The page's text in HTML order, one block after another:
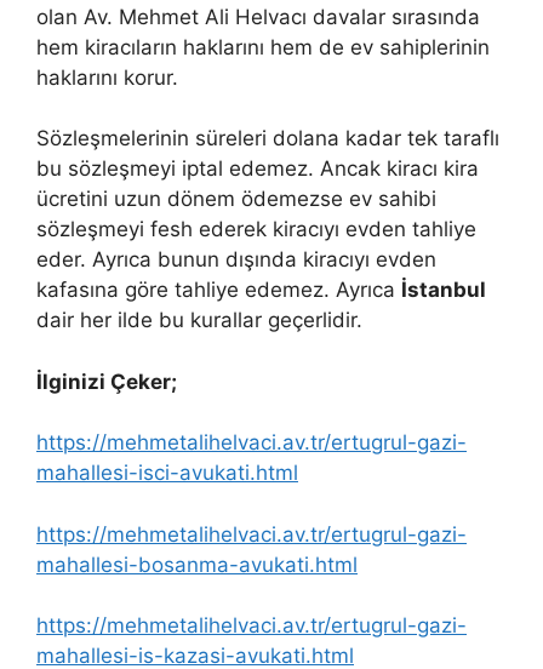
olan Av. Mehmet Ali Helvacı davalar sırasında
hem kiracıların haklarını hem de ev sahiplerinin
haklarını korur.
Sözleşmelerinin süreleri dolana kadar tek taraflı
bu sözleşmeyi iptal edemez. Ancak kiracı kira
ücretini uzun dönem ödemezse ev sahibi
sözleşmeyi fesh ederek kiracıyı evden tahliye
eder. Ayrıca bunun dışında kiracıyı evden
kafasına göre tahliye edemez. Ayrıca İstanbul
dair her ilde bu kurallar geçerlidir.
İlginizi Çeker;
https://mehmetalihelvaci.av.tr/ertugrul-gazi-
mahallesi-isci-avukati.html
https://mehmetalihelvaci.av.tr/ertugrul-gazi-
mahallesi-bosanma-avukati.html
https://mehmetalihelvaci.av.tr/ertugrul-gazi-
mahallesi-is-kazasi-avukati.html